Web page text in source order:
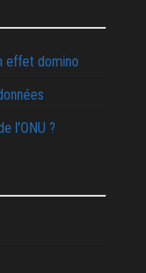
effet domino
l’ONU ?